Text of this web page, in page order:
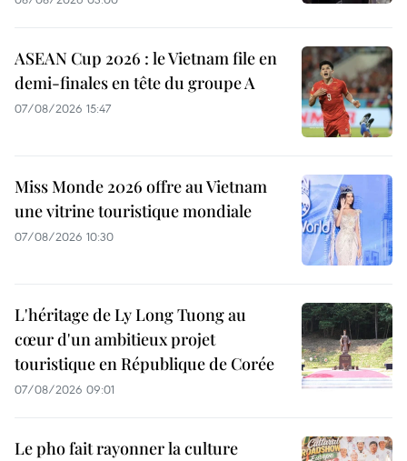
ASEAN Cup 2026 : le Vietnam file en
demi-finales en tête du groupe A
07/08/2026 15:47
Miss Monde 2026 offre au Vietnam
une vitrine touristique mondiale
07/08/2026 10:30
L'héritage de Ly Long Tuong au
cœur d'un ambitieux projet
touristique en République de Corée
07/08/2026 09:01
Le pho fait rayonner la culture